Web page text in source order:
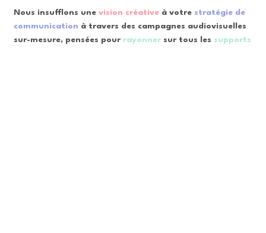
Nous insufflons une vision créativeà votre stratégie de
communication à travers des campagnes audiovisuelles
sur-mesure, pensées pour rayonnersur tous les supports